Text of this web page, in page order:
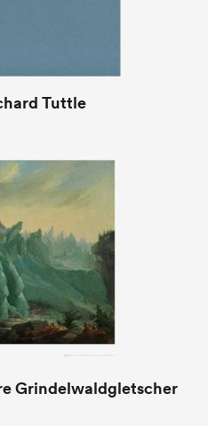
Tuttle
Grindelwaldgletscher